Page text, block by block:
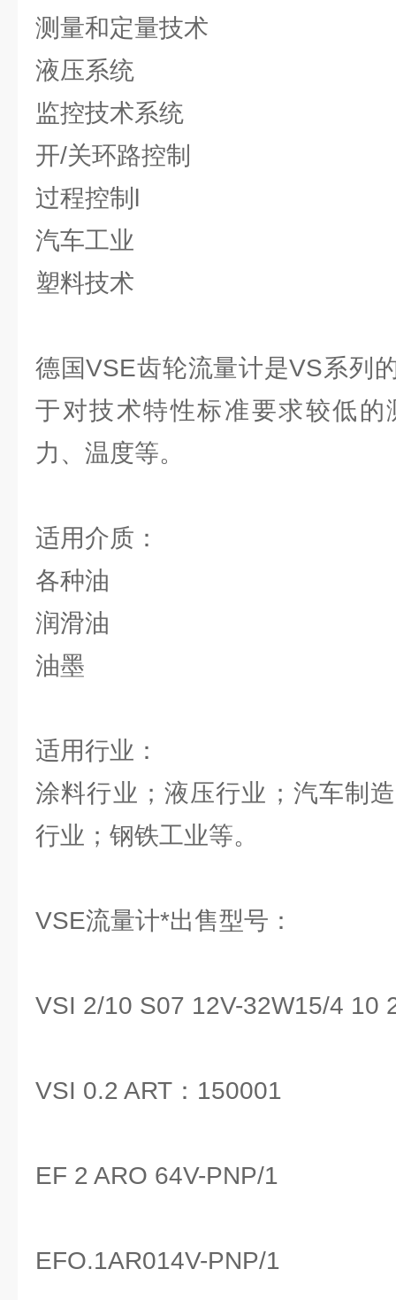
测量和定量技术
液压系统
监控技术系统
开/关环路控制
过程控制l
汽车工业
塑料技术
德国VSE齿轮流量计是VS系列
于对技术特性标准要求较低的
力、温度等。
适用介质：
各种油
润滑油
油墨
适用行业：
涂料行业；液压行业；汽车制
行业；钢铁工业等。
VSE流量计*出售型号：
VSI 2/10 S07 12V-32W15/4 10
VSI 0.2 ART：150001
EF 2 ARO 64V-PNP/1
EFO.1AR014V-PNP/1